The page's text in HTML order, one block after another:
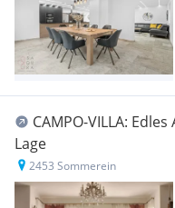
CAMPO-VILLA:
Lage
2453 Sommerein